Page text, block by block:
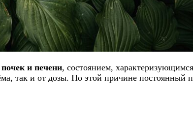
и печени, состоянием,
так и от дозы. По этой причине постоянный